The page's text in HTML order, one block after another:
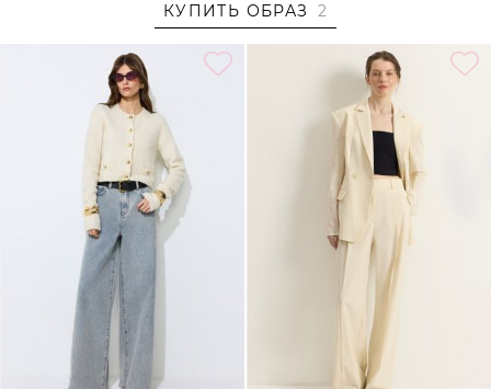
На Аните размер S, параметры 84/59/86, рост 171 см.
Образ дополнен
ДЖИНСЫ ИЗ 100% ХЛОПКА TOPTOP
БРЮКИ ИЗ СМЕСОВОЙ ВИСКОЗЫ TOPTOP STUDIO
КУПИТЬ ОБРАЗ 2